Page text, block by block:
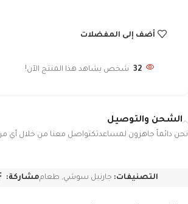
أضف إلى المفضلات
32 شخص يشاهد هذا المنتج الآن!
الشحن والتوصيل
نحن دائماً جاهزون لمساعدتكتواصل معنا من خلال أي من
التصنيفات: جارنيل سوشي, طعاممشاركة: